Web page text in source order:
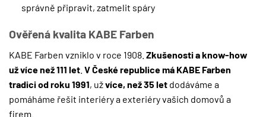
správně připravit, zatmelit spáry
Ověřená kvalita KABE Farben
KABE Farben vzniklo v roce 1908. Zkušenosti a know-how
už více než 111 let V České republice má KABE Farben
tradici od roku 1991, užvíce, než 35 let dodáváme a
pomáháme řešit interiéry a exteriéry vašich domovů a
firem.